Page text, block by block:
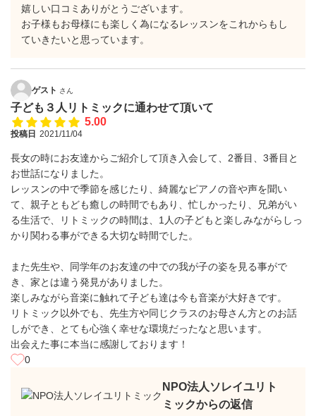
嬉しい口コミありがとうございます。
お子様もお母様にも楽しく為になるレッスンをこれからもし
ていきたいと思っています。
ゲスト さん
子ども３人リトミックに通わせて頂いて
5.00
投稿日 2021/11/04
長女の時にお友達からご紹介して頂き入会して、2番目、3番目と
お世話になりました。
レッスンの中で季節を感じたり、綺麗なピアノの音や声を聞い
て、親子ともども癒しの時間でもあり、忙しかったり、兄弟がい
る生活で、リトミックの時間は、1人の子どもと楽しみながらしっ
かり関わる事ができる大切な時間でした。
また先生や、同学年のお友達の中での我が子の姿を見る事がで
き、家とは違う発見がありました。
楽しみながら音楽に触れて子ども達は今も音楽が大好きです。
リトミック以外でも、先生方や同じクラスのお母さん方とのお話
しができ、とても心強く幸せな環境だったなと思います。
出会えた事に本当に感謝しております！
0
NPO法人ソレイユリト
ミックからの返信